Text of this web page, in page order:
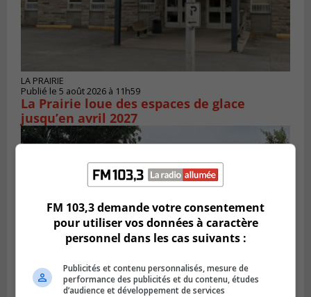
LA PRAIRIE
Publié le 5 août 2026 à 11h59
La Prairie loue des espaces de glace
jusqu’en avril 2027
FM 103,3 demande votre consentement
pour utiliser vos données à caractère
personnel dans les cas suivants :
Publicités et contenu personnalisés, mesure de
performance des publicités et du contenu, études
d’audience et développement de services